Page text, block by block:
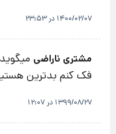
1400/02/07 در 23:53
مشتری ناراضی
فک کنم بدترین
1399/08/27 در 12:07